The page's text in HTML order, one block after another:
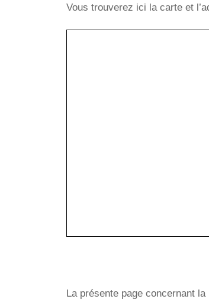
Vous trouverez ici la carte et
La présente page concernant